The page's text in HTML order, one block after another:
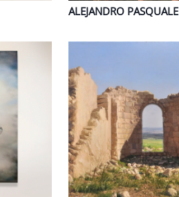
ALEJANDRO PASQUALE